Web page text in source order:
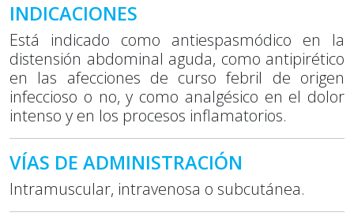
INDICACIONES
Está indicado como antiespasmódico en la
distensión abdominal aguda, como antipirético
en las afecciones de curso febril de origen
infeccioso o no, y como analgésico en el dolor
intenso y en los procesos inflamatorios.
VÍAS DE ADMINISTRACIÓN
Intramuscular, intravenosa o subcutánea.